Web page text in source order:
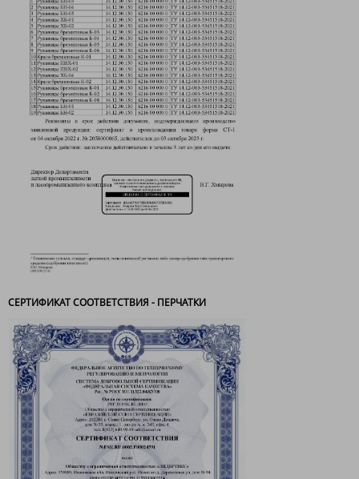
СЕРТИФИКАТ СООТВЕТСТВИЯ - ПЕРЧАТКИ